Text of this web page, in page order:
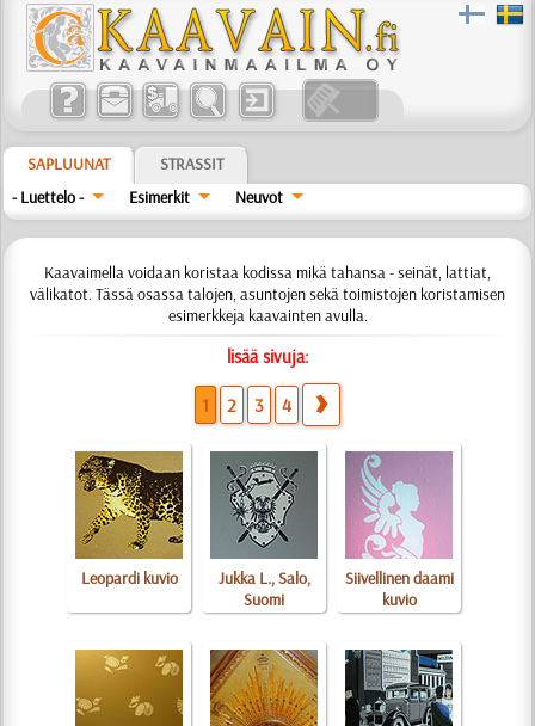
SAPLUUNAT
STRASSIT
- Luettelo -
Esimerkit Neuvot
Kaavaimella voidaan koristaa kodissa mikä tahansa - seinät, lattiat,
välikatot. Tässä osassa talojen, asuntojen sekä toimistojen koristamisen
esimerkkeja kaavainten avulla.
lisää sivuja:
1 2 3 4
Leopardi kuvio
Jukka L., Salo,
Suomi
Siivellinen daami
kuvio